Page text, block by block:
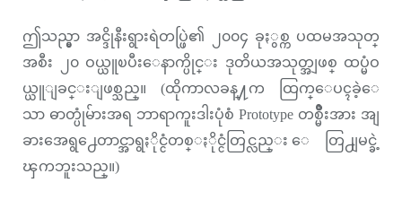
ဤသည္မွာ အင္ဒိုနီးရွားရဲတပ္ဖြဲ၏ ၂၀၀၄ ခုႏွစ္က ပထမအသုတ္
အစီး ၂၀ ဝယ္ယူၿပီးေနာက္ပိုင္း ဒုတိယအသုတ္အျဖစ္ ထပ္မံဝ
ယ္ယူျခင္းျဖစ္သည္။ (ထိုကာလခန္႔က ထြက္ေပၚခဲ့ေ
သာ ဓာတ္ပုံမ်ားအရ ဘာရာကူးဒါးပုံစံ Prototype တစ္မ်ိဳးအား အျ
ခားအေရွ႕ေတာင္အာရွႏိုင္ငံတစ္ႏိုင္ငံတြင္လည္း ေတြ႕ျမင္ခဲ့
ၾကဘူးသည္။)